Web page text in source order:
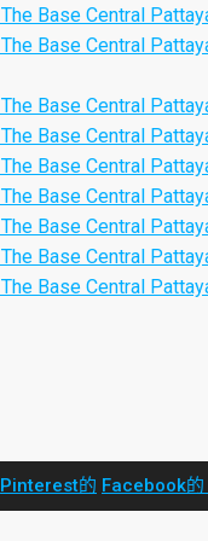
Pinterest的 Facebook的